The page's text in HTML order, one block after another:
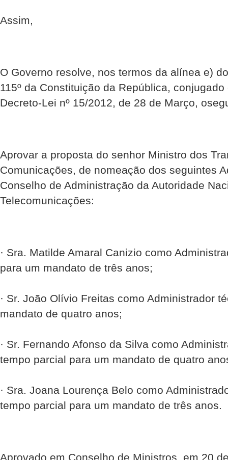
Assim,
O Governo resolve, nos termos da alínea e)
115º da Constituição da República,
Decreto-Lei nº 15/2012, de 28 de Março,
Aprovar a proposta do senhor Ministro dos
Comunicações, de nomeação dos seguintes
Conselho de Administração da Autoridade
Telecomunicações:
· Sra. Matilde Amaral Canizio como
para um mandato de três anos;
· Sr. João Olívio Freitas como Administrador
mandato de quatro anos;
· Sr. Fernando Afonso da Silva como
tempo parcial para um mandato de quatro
· Sra. Joana Lourença Belo como
tempo parcial para um mandato de três anos.
Aprovado em Conselho de Ministros, em 20